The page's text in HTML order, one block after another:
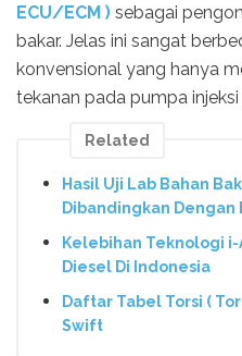
ECU/ECM ) sebagai
bakar. Jelas ini sangat
konvensional yang hanya
tekanan pada pumpa
Related
Hasil Uji Lab Bahan
Dibandingkan Dengan
Kelebihan Teknologi
Diesel Di Indonesia
Daftar Tabel Torsi (
Swift